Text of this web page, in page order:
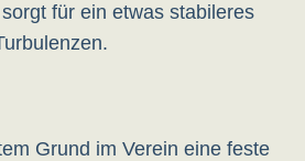
für ein etwas stabileres
Grund im Verein eine feste